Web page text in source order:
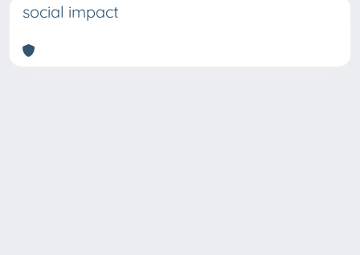
social impact